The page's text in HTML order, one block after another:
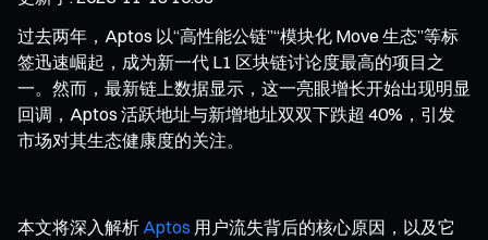
过去两年，Aptos 以“高性能公链”“模块化 Move 生态”等标
签迅速崛起，成为新一代 L1 区块链讨论度最高的项目之
一。然而，最新链上数据显示，这一亮眼增长开始出现明显
回调，Aptos 活跃地址与新增地址双双下跌超 40%，引发
市场对其生态健康度的关注。
本文将深入解析 Aptos 用户流失背后的核心原因，以及它